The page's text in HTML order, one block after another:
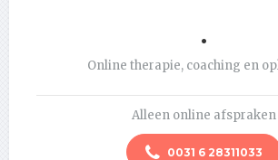
.
Online therapie, coaching en
Alleen online afspraken
0031 6 28311033